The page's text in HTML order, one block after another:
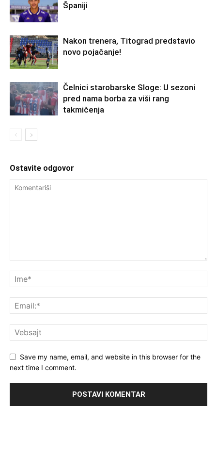
Španiji
Nakon trenera, Titograd predstavio
novo pojačanje!
Čelnici starobarske Sloge: U sezoni
pred nama borba za viši rang
takmičenja
Ostavite odgovor
Save my name, email, and website in this browser for the
next time I comment.